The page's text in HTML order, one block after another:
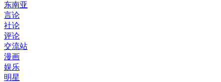
东南亚
言论
社论
评论
交流站
漫画
娱乐
明星